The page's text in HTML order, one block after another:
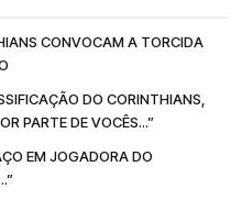
CONVOCAM A TORCIDA
DO CORINTHIANS,
PARTE DE VOCÊS...”
EM JOGADORA DO